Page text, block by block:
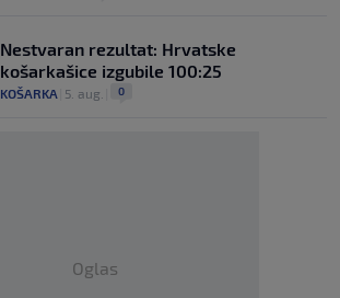
Nestvaran rezultat: Hrvatske
košarkašice izgubile 100:25
KOŠARKA 5. aug. 0
Oglas